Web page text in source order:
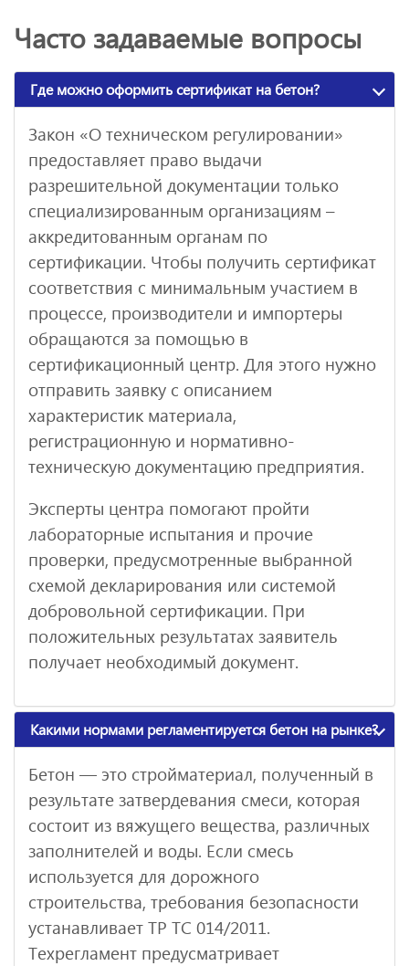
Часто задаваемые вопросы
Где можно оформить сертификат на бетон?
Закон «О техническом регулировании»
предоставляет право выдачи
разрешительной документации только
специализированным организациям –
аккредитованным органам по
сертификации. Чтобы получить сертификат
соответствия с минимальным участием в
процессе, производители и импортеры
обращаются за помощью в
сертификационный центр. Для этого нужно
отправить заявку с описанием
характеристик материала,
регистрационную и нормативно-
техническую документацию предприятия.
Эксперты центра помогают пройти
лабораторные испытания и прочие
проверки, предусмотренные выбранной
схемой декларирования или системой
добровольной сертификации. При
положительных результатах заявитель
получает необходимый документ.
Какими нормами регламентируется бетон на рынке?
Бетон — это стройматериал, полученный в
результате затвердевания смеси, которая
состоит из вяжущего вещества, различных
заполнителей и воды. Если смесь
используется для дорожного
строительства, требования безопасности
устанавливает ТР ТС 014/2011.
Техрегламент предусматривает